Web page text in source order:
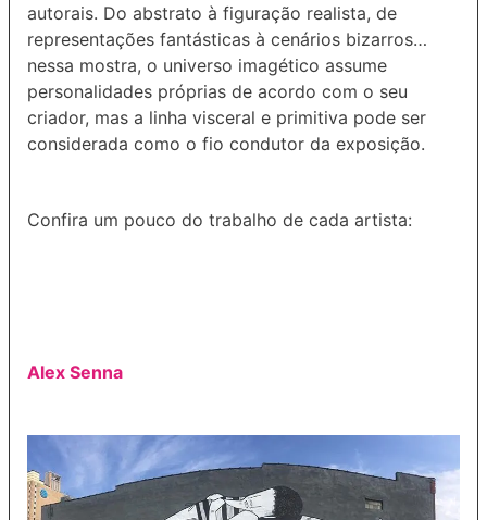
autorais. Do abstrato à figuração realista, de
representações fantásticas à cenários bizarros…
nessa mostra, o universo imagético assume
personalidades próprias de acordo com o seu
criador, mas a linha visceral e primitiva pode ser
considerada como o fio condutor da exposição.
Confira um pouco do trabalho de cada artista:
Alex Senna